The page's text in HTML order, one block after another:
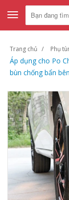
Toggle
navigation
Trang chủ Phụ
Áp dụng cho Po
bùn chống bẩn